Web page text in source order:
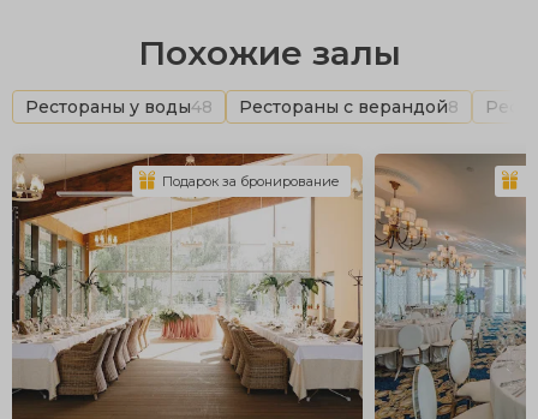
Похожие залы
Рестораны у воды48 Рестораны с верандой8
Подарок за бронирование